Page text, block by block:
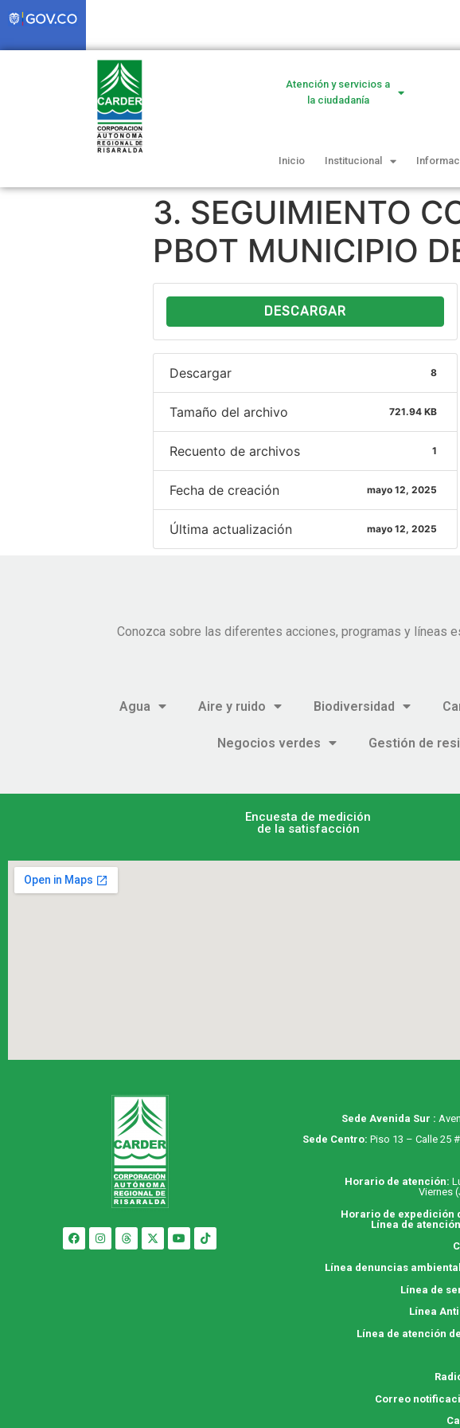
Atención y servicios a
la ciudadanía
Inicio Institucional
3. SEGUIMIENTO
PBOT MUNICIPIO
DESCARGAR
Descargar 8
Tamaño del archivo 721.94 KB
Recuento de archivos 1
Fecha de creación mayo 12, 2025
Última actualización mayo 12, 2025
Conozca sobre las diferentes acciones, programas y líneas
Agua Aire y ruido Biodiversidad
Negocios verdes Gestión de
Encuesta de medición
de la satisfacción
Sede Avenida Sur :
Sede Centro: Piso 13 – Calle 25
Horario de atención:
Viernes
Horario de expedición
Línea de
Línea denuncias
Línea de
Línea
Línea de atención
Correo